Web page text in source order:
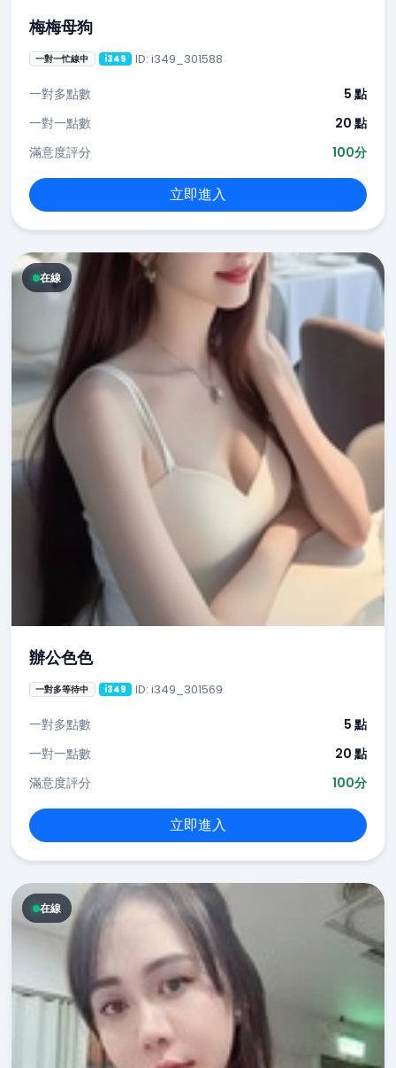
梅梅母狗
一對一忙線中 i349 ID: i349_301588
一對多點數
5 點
一對一點數
20 點
滿意度評分
100分
立即進入
在線
辦公色色
一對多等待中 i349 ID: i349_301569
一對多點數
5 點
一對一點數
20 點
滿意度評分
100分
立即進入
在線